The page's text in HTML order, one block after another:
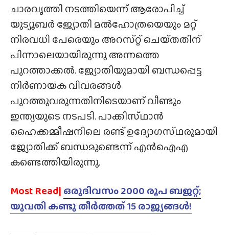
ചാരവൃത്തി നടത്തിയെന്ന് ആരോപിച്ച്
യുട്യൂബർ ജ്യോതി മൽഹോത്രയെയും മറ്റ്‌
നിരവധി പേരെയും അറസ്‌റ്റ് ചെയ്‌തതിന്‌
പിന്നാലെയായിരുന്നു അന്നത്തെ
പുറത്താക്കൽ. ജ്യോതിയുമായി ബന്ധപ്പെട്ട
നിർണായക വിവരങ്ങൾ
പുറത്തുവരുന്നതിനിടെയാണ് വീണ്ടും
ഇന്ത്യയുടെ നടപടി. പാക്കിസ്‌ഥാൻ
ഹൈക്കമ്മീഷനിലെ രണ്ട് ഉദ്യോഗസ്‌ഥരുമായി
ജ്യോതിക്ക് ബന്ധമുണ്ടെന്ന് എൻഐഎ
കണ്ടെത്തിയിരുന്നു.
Most Read| ഒരുദിവസം 2000 രൂപ ബജറ്റ്;
യുവതി കണ്ടു തീർത്തത് 15 രാജ്യങ്ങൾ!